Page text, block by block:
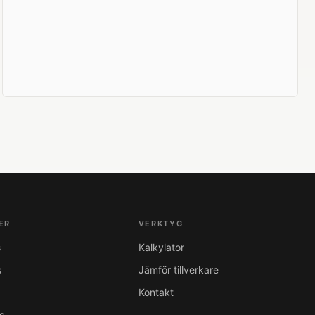
VERKTYG
Kalkylator
Jämför tillverkare
Kontakt